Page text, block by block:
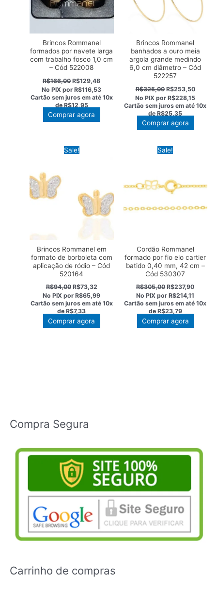
Brincos Rommanel
formados por navete larga
com trabalho fosco 1,0 cm
– Cód 522008
R$166,00O
preço
original
era:
R$166,00.
R$129,48
preço
atual
é:
R$129,48.
No PIX porR$116,53
Cartão sem juros em até 10x
deR$12,95
Comprar agora
Brincos Rommanel
banhados a ouro meia
argola grande medindo
6,0 cm diâmetro – Cód
522257
R$325,00 O
preço
original
era:
R$325,00.
R$253,50O
preço
atual
é:
No PIX porR$228,15
Cartão sem juros em até10x
de R$25,35
Comprar agora
Sale!
Brincos Rommanel em
formato de borboleta com
aplicação de ródio – Cód
520164
R$94,00 O
preço
original
era:
R$94,00.
R$73,32O
preço
atual
é:
R$73,32.
No PIX porR$65,99
Cartão sem juros em até 10x
de R$7,33
Comprar agora
Sale!
Cordão Rommanel
formado por fio elo cartier
batido 0,40 mm, 42 cm –
Cód 530307
R$305,00O
preço
original
era:
R$305,00.
R$237,90O
atual
é:
No PIX porR$214,11
Cartão sem juros em até10x
deR$23,79
Comprar agora
Compra Segura
Carrinho de compras